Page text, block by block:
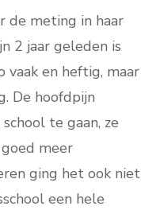
de meting in haar
2 jaar geleden is
vaak en heftig, maar
De hoofdpijn
te gaan, ze
meer
ging het ook niet
een hele